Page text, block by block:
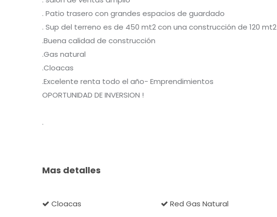
. Patio trasero con grandes espacios de guardado
. Sup del terreno es de 450 mt2 con una construcción de 120 mt2
.Buena calidad de construcción
.Gas natural
.Cloacas
.Excelente renta todo el año- Emprendimientos
OPORTUNIDAD DE INVERSION !
.
Mas detalles
Cloacas Red Gas Natural